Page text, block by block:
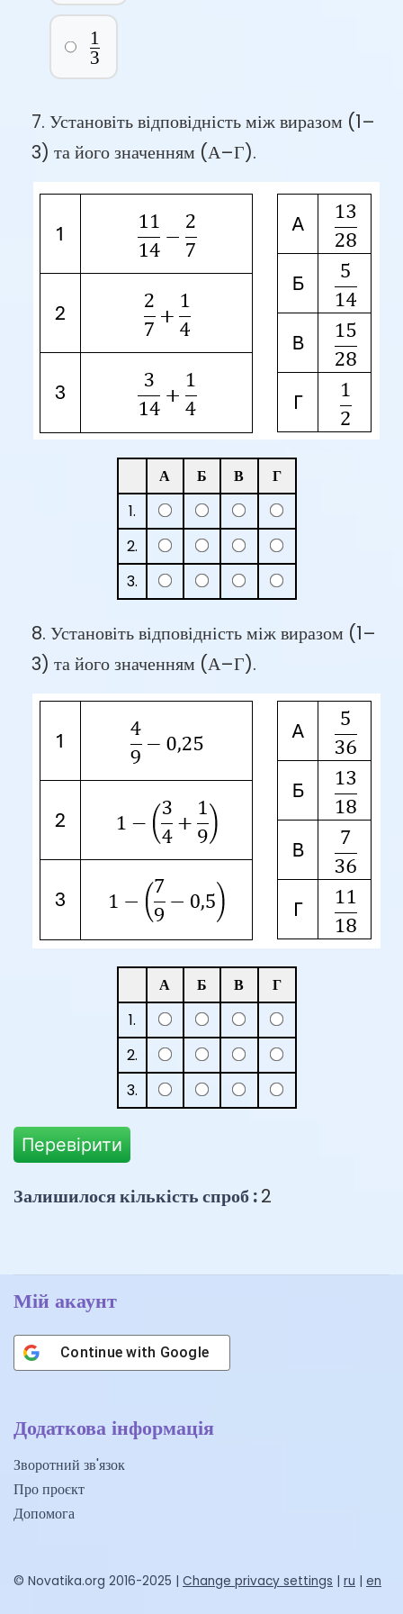
\frac{1}
{3}
3
1
7. Установіть відповідність між виразом (1–
3) та його значенням (А–Г).
А Б В
Г
1.
2.
3.
8. Установіть відповідність між виразом (1–
3) та його значенням (А–Г).
А Б В
Г
1.
2.
3.
Перевірити
Залишилося кількість спроб :2
Мій акаунт
Continue with Google
Додаткова інформація
Зворотний зв'язок
Про проєкт
Допомога
© Novatika.org 2016-2025 | Change privacy settings | ru | en